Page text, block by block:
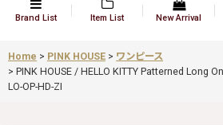
Brand List Item List New Arrival
Home > PINK HOUSE > ワンピース
> PINK HOUSE / HELLO KITTY Patterned Long
LO-OP-HD-ZI